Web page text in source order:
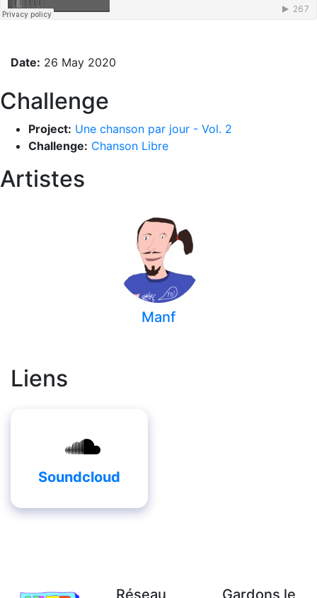
Date: 26 May 2020
Challenge
Project: Une chanson par jour - Vol. 2
Challenge: Chanson Libre
Artistes
Manf
Liens
Soundcloud
Réseau Gardons le